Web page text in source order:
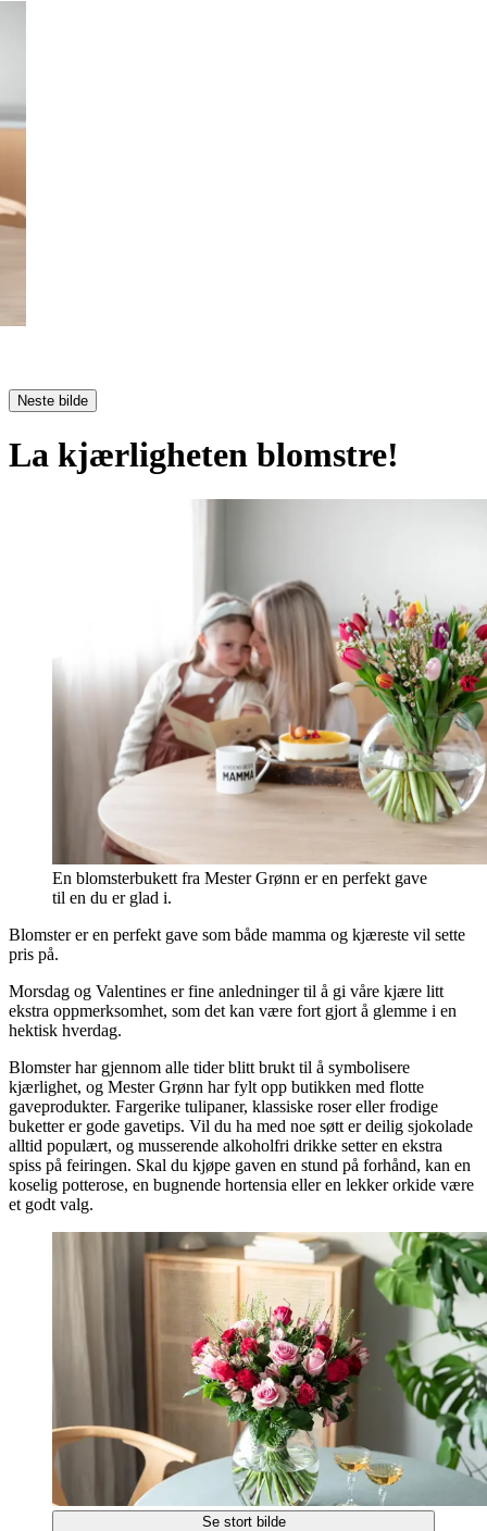
Neste bilde
La kjærligheten blomstre!
En blomsterbukett fra Mester Grønn er en perfekt gave
til en du er glad i.
Blomster er en perfekt gave som både mamma og kjæreste vil sette
pris på.
Morsdag og Valentines er fine anledninger til å gi våre kjære litt
ekstra oppmerksomhet, som det kan være fort gjort å glemme i en
hektisk hverdag.
Blomster har gjennom alle tider blitt brukt til å symbolisere
kjærlighet, og Mester Grønn har fylt opp butikken med flotte
gaveprodukter. Fargerike tulipaner, klassiske roser eller frodige
buketter er gode gavetips. Vil du ha med noe søtt er deilig sjokolade
alltid populært, og musserende alkoholfri drikke setter en ekstra
spiss på feiringen. Skal du kjøpe gaven en stund på forhånd, kan en
koselig potterose, en bugnende hortensia eller en lekker orkide være
et godt valg.
Se stort bilde